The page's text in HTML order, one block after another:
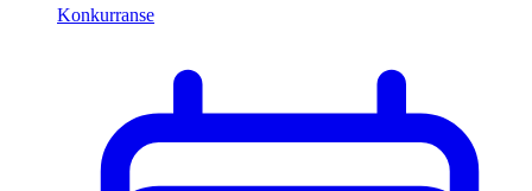
Konkurranse